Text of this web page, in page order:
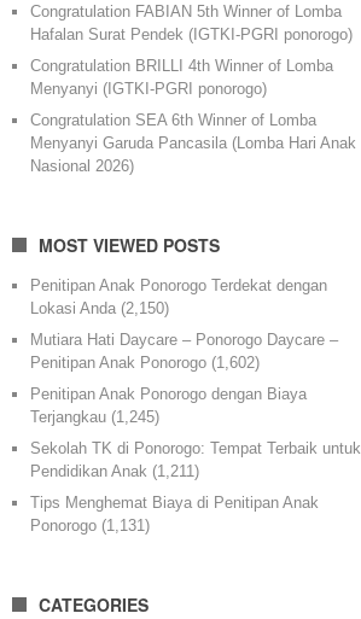
Congratulation FABIAN 5th Winner of Lomba
Hafalan Surat Pendek (IGTKI-PGRI ponorogo)
Congratulation BRILLI 4th Winner of Lomba
Menyanyi (IGTKI-PGRI ponorogo)
Congratulation SEA 6th Winner of Lomba
Menyanyi Garuda Pancasila (Lomba Hari Anak
Nasional 2026)
MOST VIEWED POSTS
Penitipan Anak Ponorogo Terdekat dengan
Lokasi Anda (2,150)
Mutiara Hati Daycare – Ponorogo Daycare –
Penitipan Anak Ponorogo (1,602)
Penitipan Anak Ponorogo dengan Biaya
Terjangkau (1,245)
Sekolah TK di Ponorogo: Tempat Terbaik untuk
Pendidikan Anak (1,211)
Tips Menghemat Biaya di Penitipan Anak
Ponorogo (1,131)
CATEGORIES